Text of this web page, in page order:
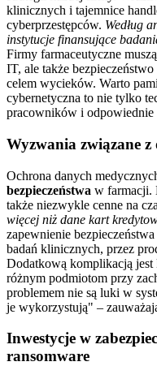
klinicznych i tajemnice
cyberprzestępców. Według
instytucje finansujące
Firmy farmaceutyczne
IT, ale także
celem wycieków. Warto
cybernetyczna to nie tylko
pracowników i odpowiednie
Wyzwania związane
Ochrona danych
bezpieczeństwa w farmacji.
także niezwykle cenne na
więcej niż dane kart
zapewnienie
badań klinicznych, przez
Dodatkową komplikacją jest
różnym podmiotom przy
problemem nie są luki w
je wykorzystują
–
Inwestycje w
ransomware